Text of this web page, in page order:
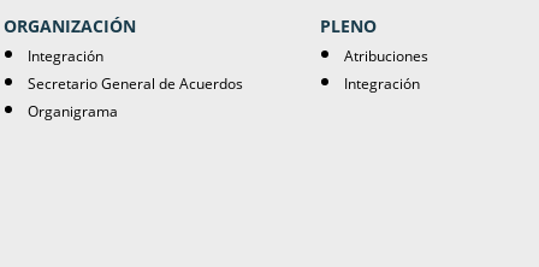
ORGANIZACIÓN
Integración
Secretario General de Acuerdos
Organigrama
PLENO
Atribuciones
Integración